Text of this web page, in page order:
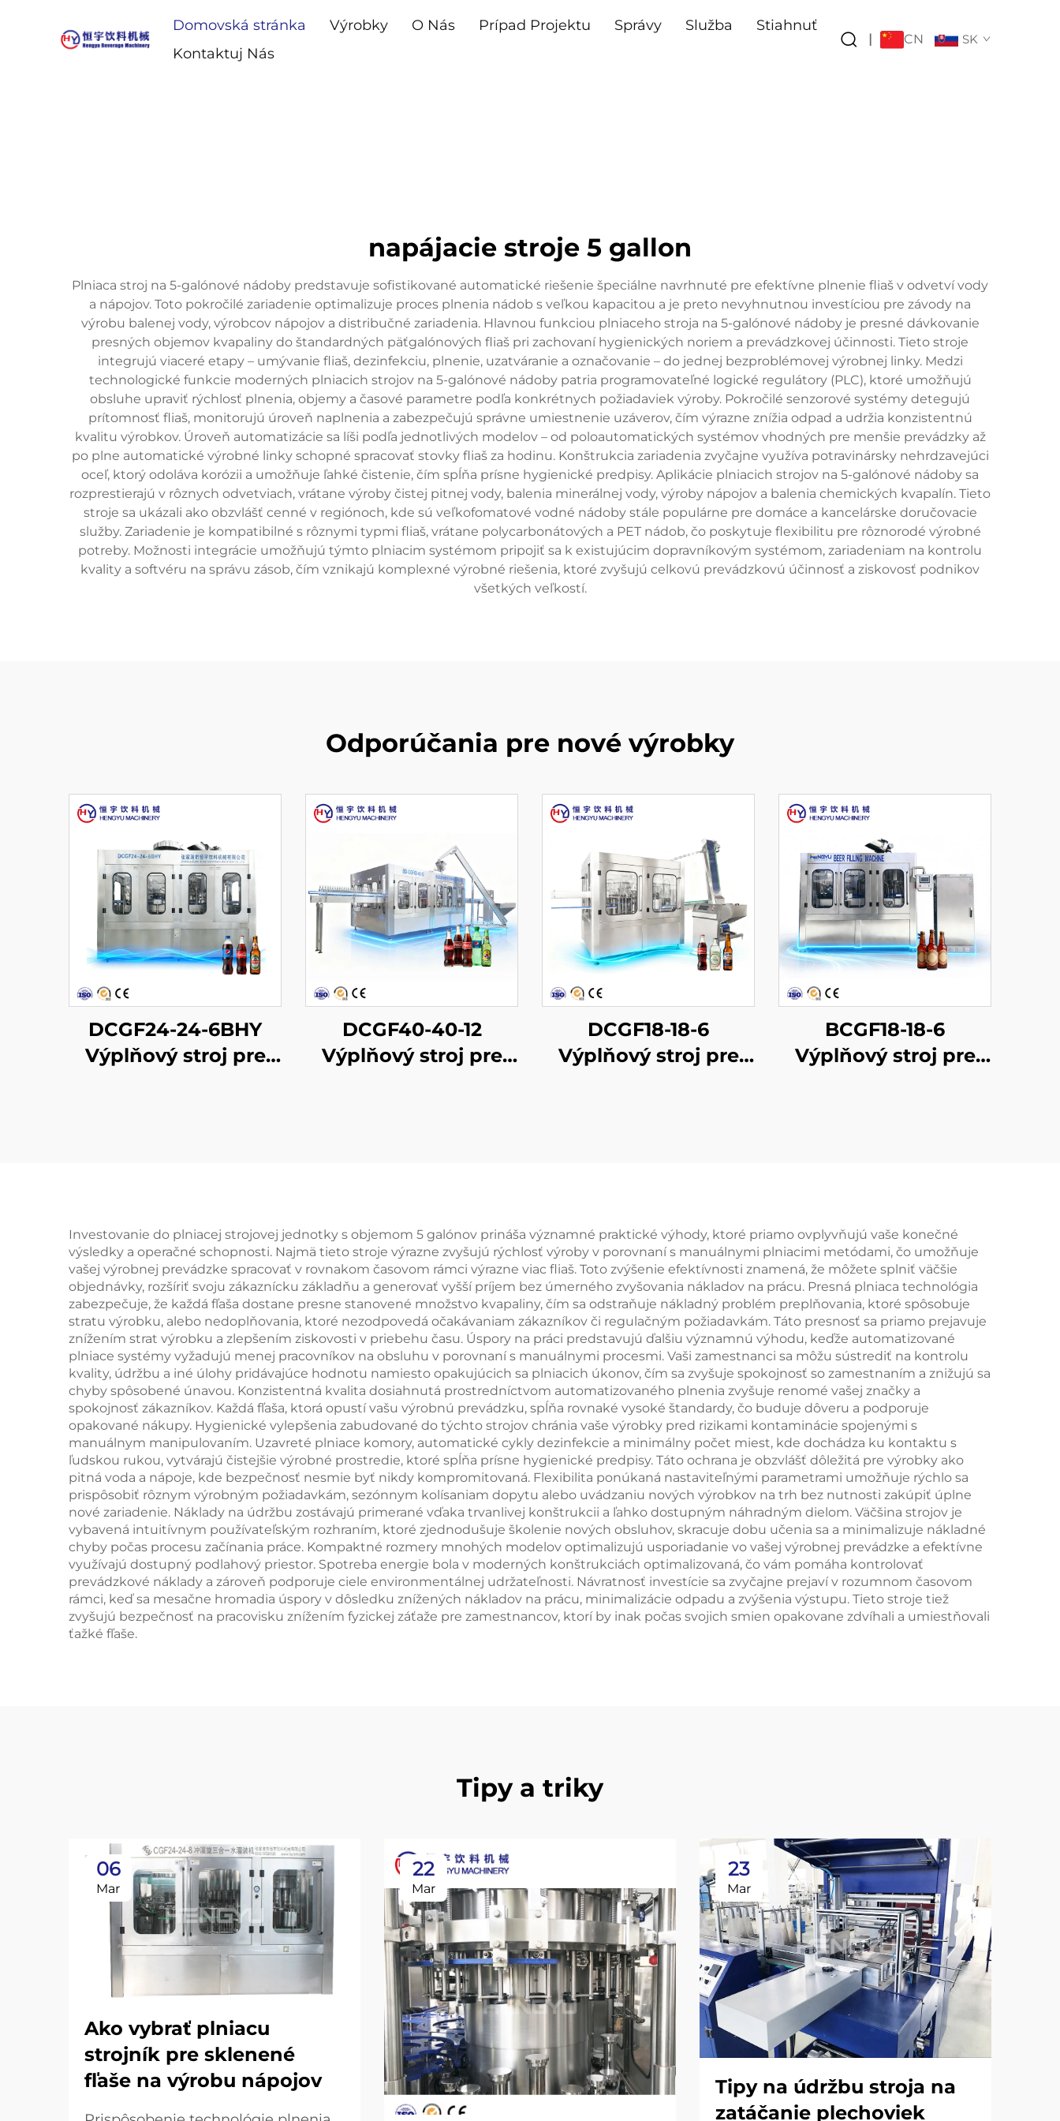
Domovská stránka Výrobky O Nás Prípad Projektu Správy Služba
Stiahnuť
Kontaktuj Nás
| CN SK
napájacie stroje 5 gallon
Plniaca stroj na 5-galónové nádoby predstavuje sofistikované automatické riešenie špeciálne navrhnuté pre efektívne plnenie fliaš v odvetví vody
a nápojov. Toto pokročilé zariadenie optimalizuje proces plnenia nádob s veľkou kapacitou a je preto nevyhnutnou investíciou pre závody na
výrobu balenej vody, výrobcov nápojov a distribučné zariadenia. Hlavnou funkciou plniaceho stroja na 5-galónové nádoby je presné dávkovanie
presných objemov kvapaliny do štandardných päťgalónových fliaš pri zachovaní hygienických noriem a prevádzkovej účinnosti. Tieto stroje
integrujú viaceré etapy – umývanie fliaš, dezinfekciu, plnenie, uzatváranie a označovanie – do jednej bezproblémovej výrobnej linky. Medzi
technologické funkcie moderných plniacich strojov na 5-galónové nádoby patria programovateľné logické regulátory (PLC), ktoré umožňujú
obsluhe upraviť rýchlosť plnenia, objemy a časové parametre podľa konkrétnych požiadaviek výroby. Pokročilé senzorové systémy detegujú
prítomnosť fliaš, monitorujú úroveň naplnenia a zabezpečujú správne umiestnenie uzáverov, čím výrazne znížia odpad a udržia konzistentnú
kvalitu výrobkov. Úroveň automatizácie sa líši podľa jednotlivých modelov – od poloautomatických systémov vhodných pre menšie prevádzky až
po plne automatické výrobné linky schopné spracovať stovky fliaš za hodinu. Konštrukcia zariadenia zvyčajne využíva potravinársky nehrdzavejúci
oceľ, ktorý odoláva korózii a umožňuje ľahké čistenie, čím spĺňa prísne hygienické predpisy. Aplikácie plniacich strojov na 5-galónové nádoby sa
rozprestierajú v rôznych odvetviach, vrátane výroby čistej pitnej vody, balenia minerálnej vody, výroby nápojov a balenia chemických kvapalín. Tieto
stroje sa ukázali ako obzvlášť cenné v regiónoch, kde sú veľkofomatové vodné nádoby stále populárne pre domáce a kancelárske doručovacie
služby. Zariadenie je kompatibilné s rôznymi typmi fliaš, vrátane polycarbonátových a PET nádob, čo poskytuje flexibilitu pre rôznorodé výrobné
potreby. Možnosti integrácie umožňujú týmto plniacim systémom pripojiť sa k existujúcim dopravníkovým systémom, zariadeniam na kontrolu
kvality a softvéru na správu zásob, čím vznikajú komplexné výrobné riešenia, ktoré zvyšujú celkovú prevádzkovú účinnosť a ziskovosť podnikov
všetkých veľkostí.
Odporúčania pre nové výrobky
DCGF24-24-6BHY
Výplňový stroj pre
DCGF40-40-12
Výplňový stroj pre
DCGF18-18-6
Výplňový stroj pre
BCGF18-18-6
Výplňový stroj pre
Investovanie do plniacej strojovej jednotky s objemom 5 galónov prináša významné praktické výhody, ktoré priamo ovplyvňujú vaše konečné
výsledky a operačné schopnosti. Najmä tieto stroje výrazne zvyšujú rýchlosť výroby v porovnaní s manuálnymi plniacimi metódami, čo umožňuje
vašej výrobnej prevádzke spracovať v rovnakom časovom rámci výrazne viac fliaš. Toto zvýšenie efektívnosti znamená, že môžete splniť väčšie
objednávky, rozšíriť svoju zákaznícku základňu a generovať vyšší príjem bez úmerného zvyšovania nákladov na prácu. Presná plniaca technológia
zabezpečuje, že každá fľaša dostane presne stanovené množstvo kvapaliny, čím sa odstraňuje nákladný problém preplňovania, ktoré spôsobuje
stratu výrobku, alebo nedoplňovania, ktoré nezodpovedá očakávaniam zákazníkov či regulačným požiadavkám. Táto presnosť sa priamo prejavuje
znížením strat výrobku a zlepšením ziskovosti v priebehu času. Úspory na práci predstavujú ďalšiu významnú výhodu, keďže automatizované
plniace systémy vyžadujú menej pracovníkov na obsluhu v porovnaní s manuálnymi procesmi. Vaši zamestnanci sa môžu sústrediť na kontrolu
kvality, údržbu a iné úlohy pridávajúce hodnotu namiesto opakujúcich sa plniacich úkonov, čím sa zvyšuje spokojnosť so zamestnaním a znižujú sa
chyby spôsobené únavou. Konzistentná kvalita dosiahnutá prostredníctvom automatizovaného plnenia zvyšuje renomé vašej značky a
spokojnosť zákazníkov. Každá fľaša, ktorá opustí vašu výrobnú prevádzku, spĺňa rovnaké vysoké štandardy, čo buduje dôveru a podporuje
opakované nákupy. Hygienické vylepšenia zabudované do týchto strojov chránia vaše výrobky pred rizikami kontaminácie spojenými s
manuálnym manipulovaním. Uzavreté plniace komory, automatické cykly dezinfekcie a minimálny počet miest, kde dochádza ku kontaktu s
ľudskou rukou, vytvárajú čistejšie výrobné prostredie, ktoré spĺňa prísne hygienické predpisy. Táto ochrana je obzvlášť dôležitá pre výrobky ako
pitná voda a nápoje, kde bezpečnosť nesmie byť nikdy kompromitovaná. Flexibilita ponúkaná nastaviteľnými parametrami umožňuje rýchlo sa
prispôsobiť rôznym výrobným požiadavkám, sezónnym kolísaniam dopytu alebo uvádzaniu nových výrobkov na trh bez nutnosti zakúpiť úplne
nové zariadenie. Náklady na údržbu zostávajú primerané vďaka trvanlivej konštrukcii a ľahko dostupným náhradným dielom. Väčšina strojov je
vybavená intuitívnym používateľským rozhraním, ktoré zjednodušuje školenie nových obsluhov, skracuje dobu učenia sa a minimalizuje nákladné
chyby počas procesu začínania práce. Kompaktné rozmery mnohých modelov optimalizujú usporiadanie vo vašej výrobnej prevádzke a efektívne
využívajú dostupný podlahový priestor. Spotreba energie bola v moderných konštrukciách optimalizovaná, čo vám pomáha kontrolovať
prevádzkové náklady a zároveň podporuje ciele environmentálnej udržateľnosti. Návratnosť investície sa zvyčajne prejaví v rozumnom časovom
rámci, keď sa mesačne hromadia úspory v dôsledku znížených nákladov na prácu, minimalizácie odpadu a zvýšenia výstupu. Tieto stroje tiež
zvyšujú bezpečnosť na pracovisku znížením fyzickej záťaže pre zamestnancov, ktorí by inak počas svojich smien opakovane zdvíhali a umiestňovali
ťažké fľaše.
Tipy a triky
06
Mar
Ako vybrať plniacu
strojník pre sklenené
fľaše na výrobu nápojov
22
Mar
23
Mar
Tipy na údržbu stroja na
zatáčanie plechoviek